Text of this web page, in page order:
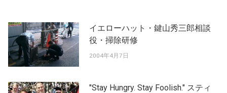
イエローハット・鍵山秀三郎相談
役・掃除研修
2004年4月7日
"Stay Hungry. Stay Foolish." スティ